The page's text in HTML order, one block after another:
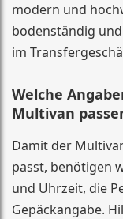
modern und
bodenständig
im
Welche
Multivan
Damit der
passt, benötigen
und Uhrzeit, die
Gepäckangabe.